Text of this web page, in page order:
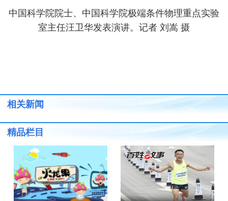
中国科学院院士、中国科学院极端条件物理重点实验
室主任汪卫华发表演讲。记者 刘嵩 摄
相关新闻
精品栏目